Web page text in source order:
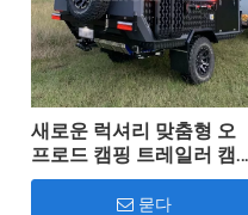
새로운 럭셔리 맞춤형 오
프로드 캠핑 트레일러 캠
핑카 캐러밴 여행 트레일
묻다